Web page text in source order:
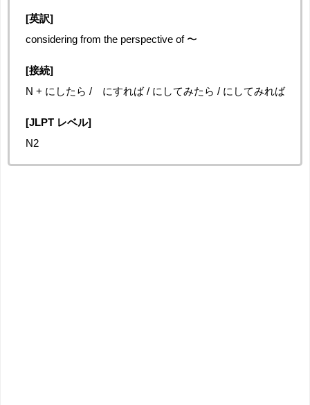
[英訳]
considering from the perspective of 〜
[接続]
N + にしたら /にすれば/ にしてみたら / にしてみれば
[JLPT レベル]
N2